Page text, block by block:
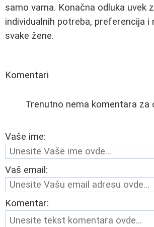
samo vama. Konačna odluka uvek
individualnih potreba, preferencija i
svake žene.
Komentari
Trenutno nema komentara za
Vaše ime:
Vaš email:
Komentar: